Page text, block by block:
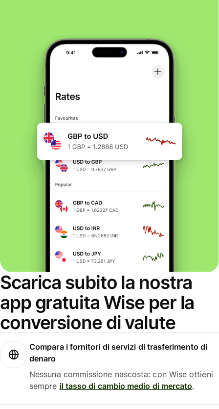
Scarica subito la nostra
app gratuita Wise per la
conversione di valute
Compara i fornitori di servizi di trasferimento di
denaro
Nessuna commissione nascosta: con Wise ottieni
sempre il tasso di cambio medio di mercato.